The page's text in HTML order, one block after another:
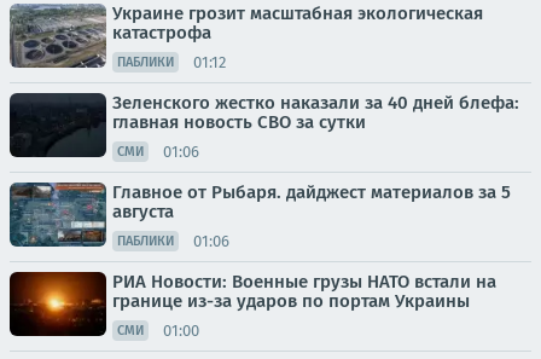
Украине грозит масштабная экологическая
катастрофа
ПАБЛИКИ 01:12
Зеленского жестко наказали за 40 дней блефа:
главная новость СВО за сутки
СМИ 01:06
Главное от Рыбаря. дайджест материалов за 5
августа
ПАБЛИКИ 01:06
РИА Новости: Военные грузы НАТО встали на
границе из-за ударов по портам Украины
СМИ 01:00